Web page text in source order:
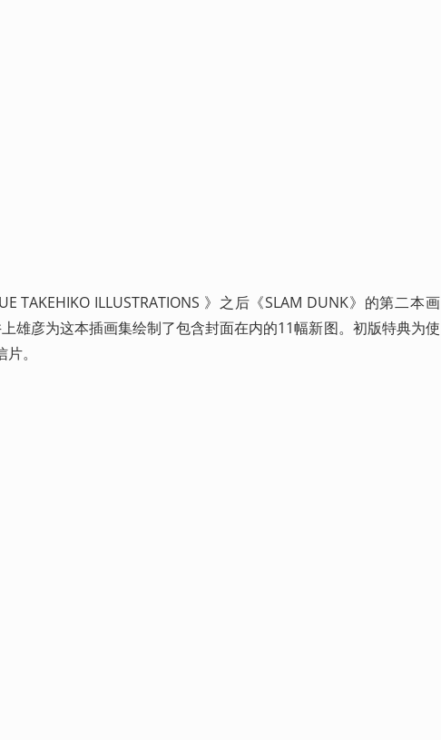
TAKEHIKO ILLUSTRATIONS 》之后《SLAM DUNK》的第二本画
雄彦为这本插画集绘制了包含封面在内的11幅新图。初版特典为使
。